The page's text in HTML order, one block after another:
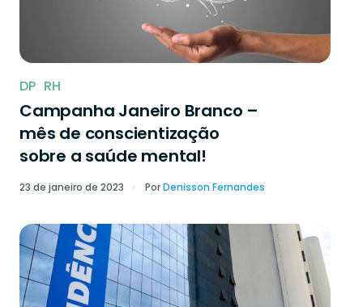
DP RH
Campanha Janeiro Branco –
mês de conscientização
sobre a saúde mental!
23 de janeiro de 2023 PorDenisson Fernandes